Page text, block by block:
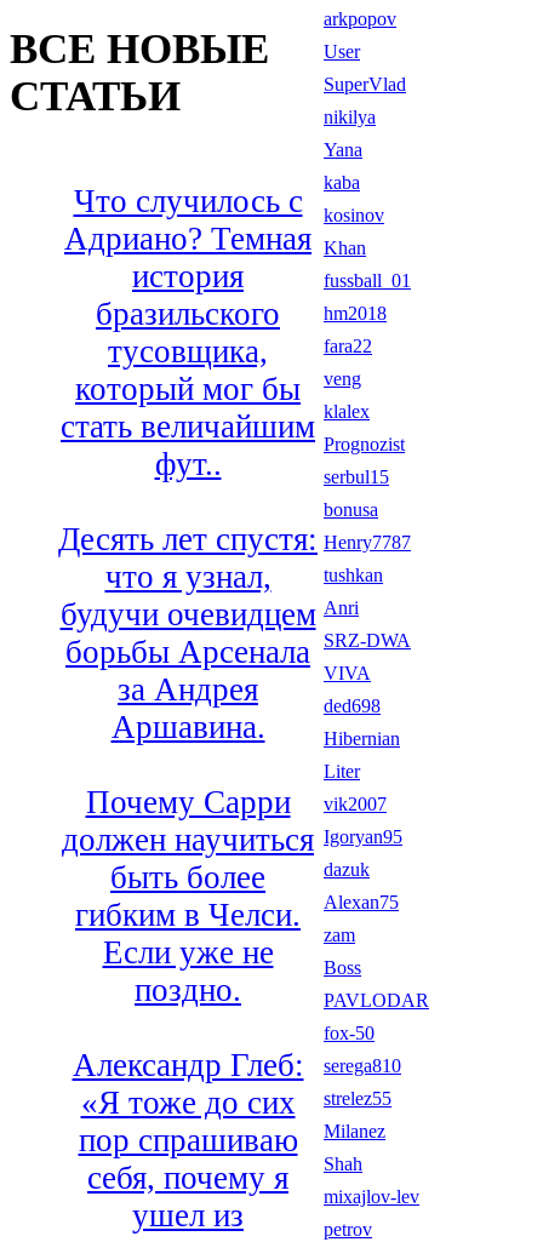
ВСЕ НОВЫЕ
СТАТЬИ
Что случилось с
Адриано? Темная
история
бразильского
тусовщика,
который мог бы
стать величайшим
фут..
Десять лет спустя:
что я узнал,
будучи очевидцем
борьбы Арсенала
за Андрея
Аршавина.
Почему Сарри
должен научиться
быть более
гибким в Челси.
Если уже не
поздно.
Александр Глеб:
«Я тоже до сих
пор спрашиваю
себя, почему я
ушел из
arkpopov
User
SuperVlad
nikilya
Yana
kaba
kosinov
Khan
fussball_01
hm2018
fara22
veng
klalex
Prognozist
serbul15
bonusa
Henry7787
tushkan
Anri
SRZ-DWA
VIVA
ded698
Hibernian
Liter
vik2007
Igoryan95
dazuk
Alexan75
zam
Boss
PAVLODAR
fox-50
serega810
strelez55
Milanez
Shah
mixajlov-lev
petrov